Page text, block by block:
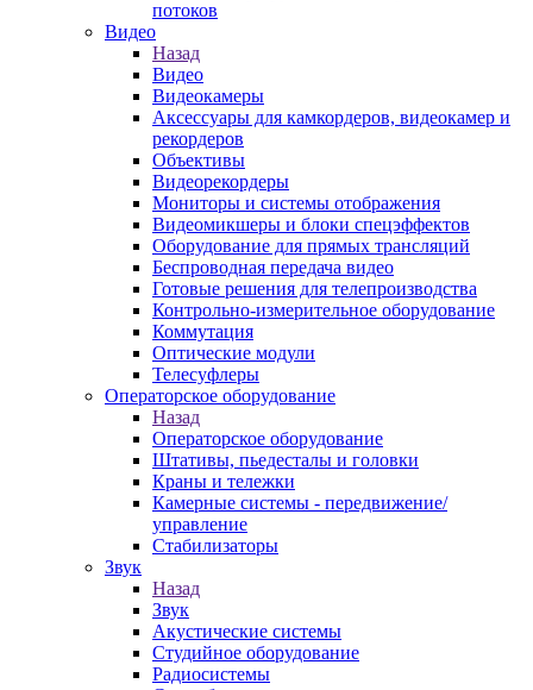
потоков
Видео
Назад
Видео
Видеокамеры
Аксессуары для камкордеров, видеокамер и
рекордеров
Объективы
Видеорекордеры
Мониторы и системы отображения
Видеомикшеры и блоки спецэффектов
Оборудование для прямых трансляций
Беспроводная передача видео
Готовые решения для телепроизводства
Контрольно-измерительное оборудование
Коммутация
Оптические модули
Телесуфлеры
Операторское оборудование
Назад
Операторское оборудование
Штативы, пьедесталы и головки
Краны и тележки
Камерные системы - передвижение/
управление
Стабилизаторы
Звук
Назад
Звук
Акустические системы
Студийное оборудование
Радиосистемы